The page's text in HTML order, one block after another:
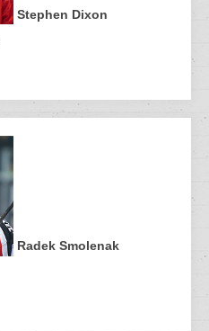
Stephen Dixon
Radek Smolenak